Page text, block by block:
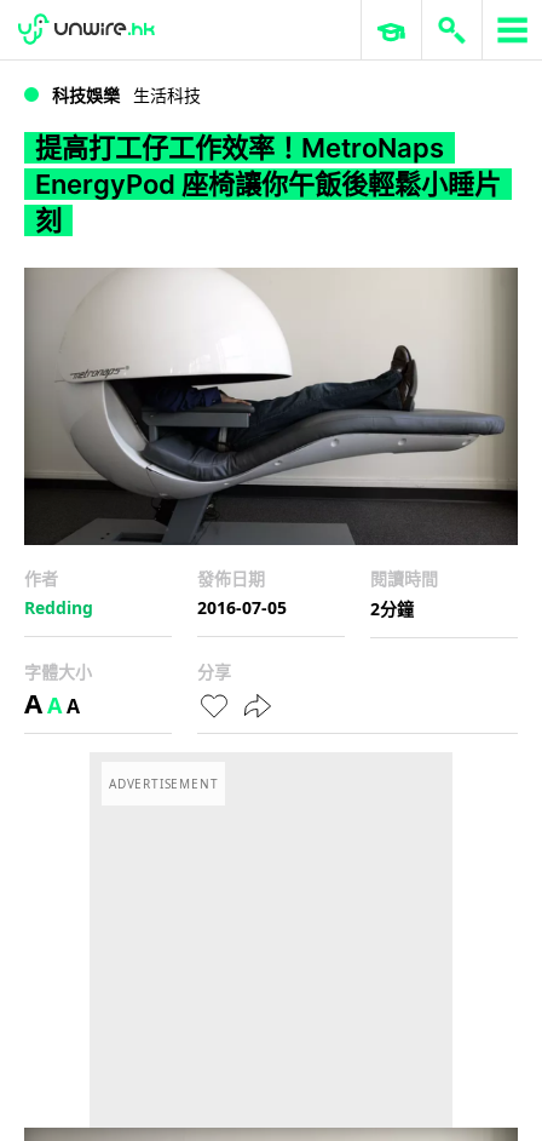
WWDC 2026 ERP 與商業 AI
科技娛樂 生活科技
提高打工仔工作效率！MetroNaps
EnergyPod 座椅讓你午飯後輕鬆小睡片
刻
作者
Redding
發佈日期
2016-07-05
閱讀時間
2分鐘
字體大小
AAA
分享
ADVERTISEMENT